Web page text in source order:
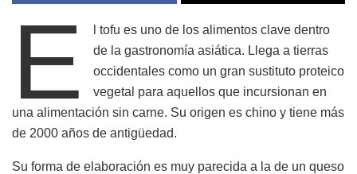
E
l tofu es uno de los alimentos clave dentro
de la gastronomía asiática. Llega a tierras
occidentales como un gran sustituto proteico
vegetal para aquellos que incursionan en
una alimentación sin carne. Su origen es chino y tiene más
de 2000 años de antigüedad.
Su forma de elaboración es muy parecida a la de un queso